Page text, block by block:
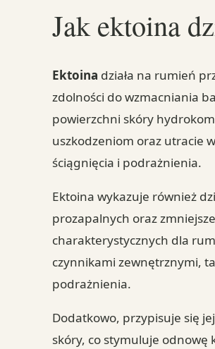
Jak ektoina
Ektoina działa na rumień
zdolności do wzmacniania
powierzchni skóry
uszkodzeniom oraz utracie
ściągnięcia i podrażnienia.
Ektoina wykazuje również
prozapalnych oraz
charakterystycznych dla
czynnikami zewnętrznymi,
podrażnienia.
Dodatkowo, przypisuje się
skóry, co stymuluje odnowę